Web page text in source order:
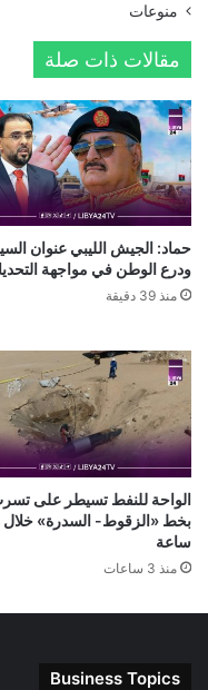
منوعات
مقالات ذات صلة
حماد: الجيش الليبي عنوان
ودرع الوطن في مواجهة
منذ 39 دقيقة
الواحة للنفط تسيطر على
ساعة
منذ 3 ساعات
Business Topics